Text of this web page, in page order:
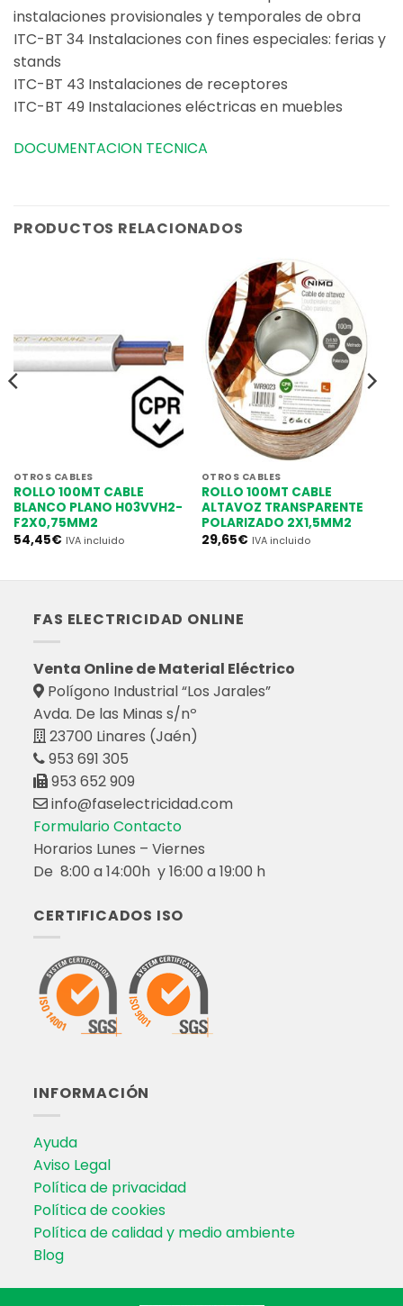
instalaciones provisionales y temporales de obra
ITC-BT 34 Instalaciones con fines especiales: ferias y
stands
ITC-BT 43 Instalaciones de receptores
ITC-BT 49 Instalaciones eléctricas en muebles
DOCUMENTACION TECNICA
PRODUCTOS RELACIONADOS
OTROS CABLES
ROLLO 100MT CABLE
BLANCO PLANO H03VVH2-
F2X0,75MM2
54,45€ IVA incluido
OTROS CABLES
ROLLO 100MT CABLE
ALTAVOZ TRANSPARENTE
POLARIZADO 2X1,5MM2
29,65€ IVA incluido
FAS ELECTRICIDAD ONLINE
Venta Online de Material Eléctrico
Polígono Industrial “Los Jarales”
Avda. De las Minas s/nº
23700 Linares (Jaén)
953 691 305
953 652 909
info@faselectricidad.com
Formulario Contacto
Horarios Lunes – Viernes
De 8:00 a 14:00h y 16:00 a 19:00 h
CERTIFICADOS ISO
INFORMACIÓN
Ayuda
Aviso Legal
Política de privacidad
Política de cookies
Política de calidad y medio ambiente
Blog